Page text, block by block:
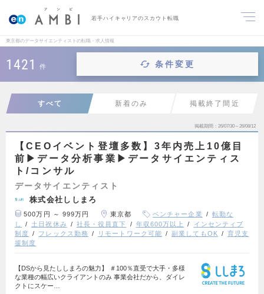
若手ハイキャリアのスカウト転職
東京都のデータサイエンティストの転職・求人情報
1421 件 条件変更
すべて 新着のみ 掲載終了間近
掲載期間 26/07/30～26/08/12
【CEOイベント登壇多数】3年内売上10億目
前▶︎データ分析事業▶︎データサイエンティス
ト/コンサル
データサイエンティスト
株式会社ししまろ
500万円 ～ 999万円 東京都 ベンチャー企業
転勤な
し
土日祝休み 社長・役員直下 年収600万以上
インセンティブ
制度
フレックス勤務 リモートワーク可能 副業してもOK
育児支
援制度
【DSから見たししまろの魅力】 ＃100％直受で大手・多様
な業種の幅広いクライアントのみ 事業会社だから、ダイレ
クトにスケー…